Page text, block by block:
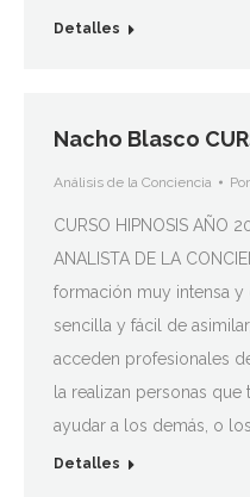
Detalles
Nacho Blasco
Análisis de la Conciencia Por
CURSO HIPNOSIS AÑO
ANALISTA DE LA
formación muy intensa y
sencilla y fácil de
acceden profesionales
la realizan personas que
ayudar a los demás, o los
Detalles